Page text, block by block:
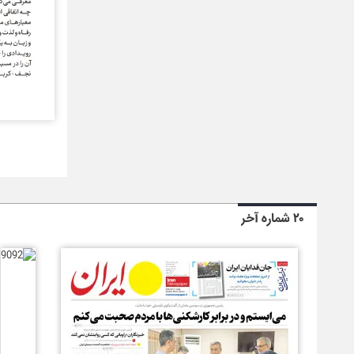
۲۰ شماره آخر